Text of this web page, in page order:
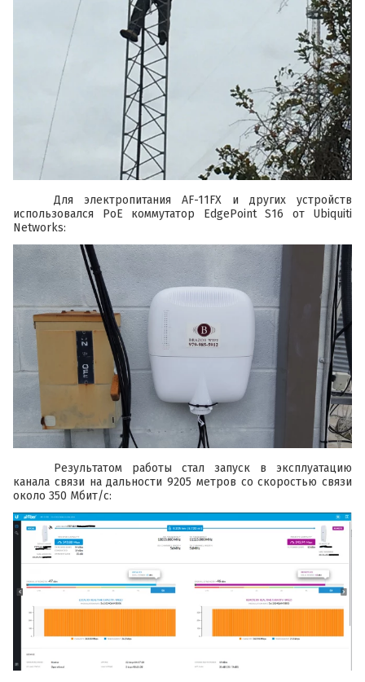
Для электропитания AF-11FX и других устройств
использовался PoE коммутатор EdgePoint S16 от Ubiquiti
Networks:
Результатом работы стал запуск в эксплуатацию
канала связи на дальности 9205 метров со скоростью связи
около 350 Мбит/с: